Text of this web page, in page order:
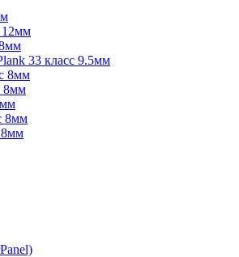
12мм
33 класс 9.5мм
8мм
8мм
8мм
8мм